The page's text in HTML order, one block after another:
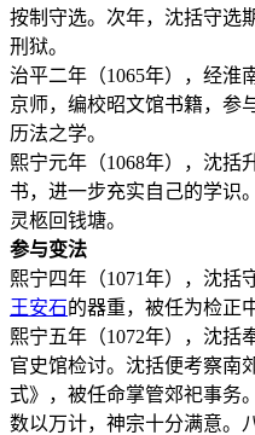
按制守选。次年，沈括守选
刑狱。
治平二年（1065年），经淮
京师，编校昭文馆书籍，参
历法之学。
熙宁元年（1068年），沈括
书，进一步充实自己的学识
灵柩回钱塘。
参与变法
熙宁四年（1071年），沈括
王安石的器重，被任为检正
熙宁五年（1072年），沈括
官史馆检讨。沈括便考察南
式》，被任命掌管郊祀事务
数以万计，神宗十分满意。